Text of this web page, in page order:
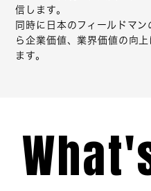
信します。
同時に日本のフィールドマ
ら企業価値、業界価値の向
ます。